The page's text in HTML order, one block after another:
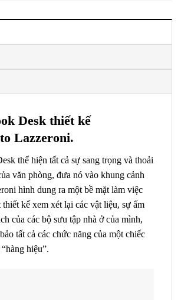
Desk thiết kế
Lazzeroni.
thể hiện tất cả sự sang trọng và thoải
văn phòng, đưa nó vào khung cảnh
hình dung ra một bề mặt làm việc
kế xem xét lại các vật liệu, sự ấm
của các bộ sưu tập nhà ở của mình,
tất cả các chức năng của một chiếc
hiệu”.